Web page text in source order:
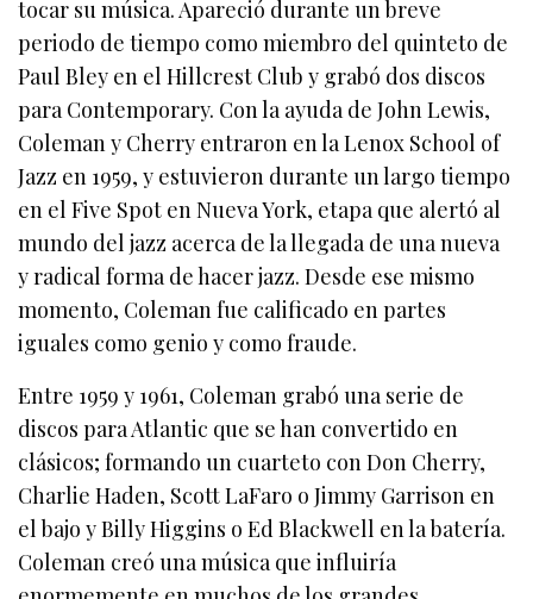
tocar su música. Apareció durante un breve
periodo de tiempo como miembro del quinteto de
Paul Bley en el Hillcrest Club y grabó dos discos
para Contemporary. Con la ayuda de John Lewis,
Coleman y Cherry entraron en la Lenox School of
Jazz en 1959, y estuvieron durante un largo tiempo
en el Five Spot en Nueva York, etapa que alertó al
mundo del jazz acerca de la llegada de una nueva
y radical forma de hacer jazz. Desde ese mismo
momento, Coleman fue calificado en partes
iguales como genio y como fraude.
Entre 1959 y 1961, Coleman grabó una serie de
discos para Atlantic que se han convertido en
clásicos; formando un cuarteto con Don Cherry,
Charlie Haden, Scott LaFaro o Jimmy Garrison en
el bajo y Billy Higgins o Ed Blackwell en la batería.
Coleman creó una música que influiría